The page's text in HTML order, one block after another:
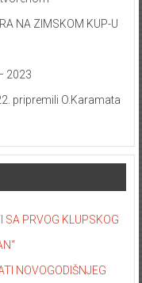
NA ZIMSKOM KUP-U
2023
pripremili O.Karamata
SA PRVOG KLUPSKOG
NOVOGODIŠNJEG